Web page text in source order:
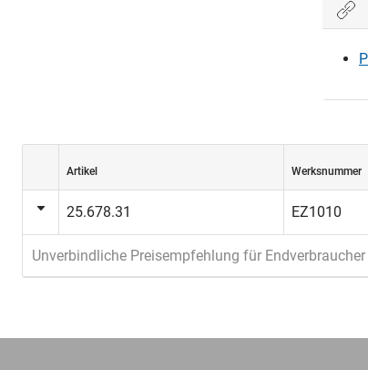
Artikel Werksnummer
25.678.31 EZ1010
Unverbindliche Preisempfehlung für Endverbraucher